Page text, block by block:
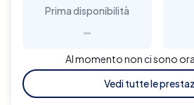
Prima disponibilità
-
Al momento non ci sono
Vedi tutte le